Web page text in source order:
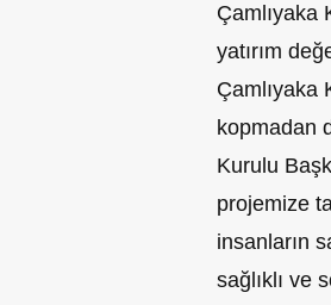
Çamlıyaka
yatırım
Çamlıyaka
kopmadan
Kurulu
projemize
insanların
sağlıklı ve